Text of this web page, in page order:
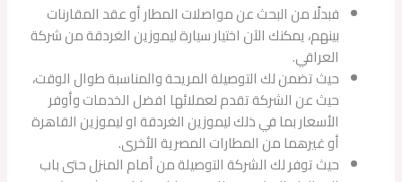
فبدلًا من البحث عن مواصلات المطار أو عقد المقارنات
بينهم، يمكنك الآن اختيار سيارة ليموزين الغردقة من شركة
العراقي.
حيث تضمن لك التوصيلة المريحة والمناسبة طوال الوقت،
حيث عن الشركة تقدم لعملائها افضل الخدمات وأوفر
الأسعار بما في ذلك ليموزين الغردقة او ليموزين القاهرة
أو غيرهما من المطارات المصرية الأخرى.
حيث توفر لك الشركة التوصيلة من أمام المنزل حتى باب